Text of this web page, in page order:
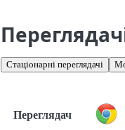
Стаціонарні переглядачі
Переглядач